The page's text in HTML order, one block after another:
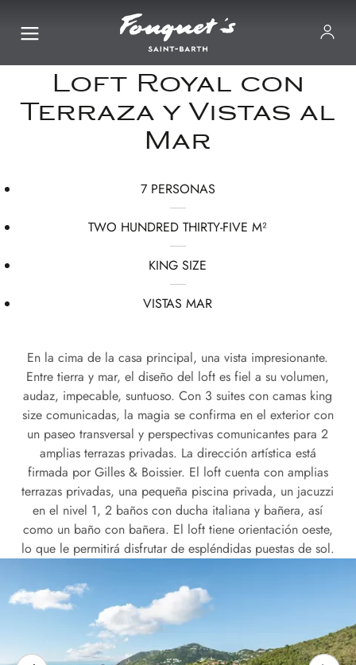
Loft Royal con
Terraza y Vistas al
Mar
7 PERSONAS
TWO HUNDRED THIRTY-FIVE M²
KING SIZE
VISTAS MAR
En la cima de la casa principal, una vista impresionante.
Entre tierra y mar, el diseño del loft es fiel a su volumen,
audaz, impecable, suntuoso. Con 3 suites con camas king
size comunicadas, la magia se confirma en el exterior con
un paseo transversal y perspectivas comunicantes para 2
amplias terrazas privadas. La dirección artística está
firmada por Gilles & Boissier. El loft cuenta con amplias
terrazas privadas, una pequeña piscina privada, un jacuzzi
en el nivel 1, 2 baños con ducha italiana y bañera, así
como un baño con bañera. El loft tiene orientación oeste,
lo que le permitirá disfrutar de espléndidas puestas de sol.